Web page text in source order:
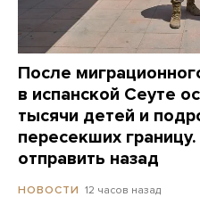
После
в испанской Сеуте
тысячи детей и
пересекших
отправить назад
НОВОСТИ 12 часов назад